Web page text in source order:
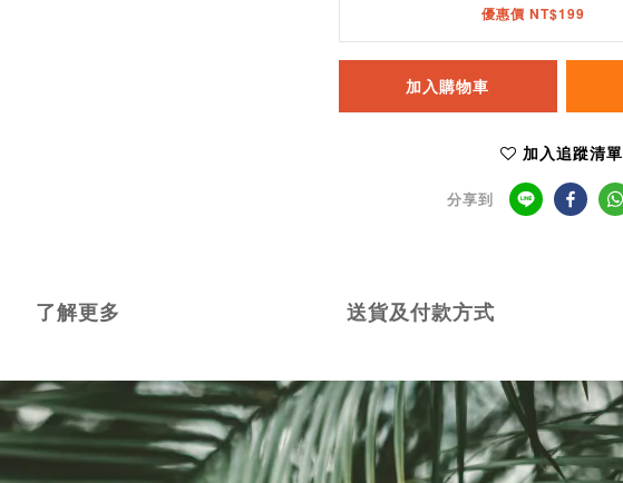
優惠價 NT$199
加入購物車
加入追蹤清單
分享到
了解更多 送貨及付款方式